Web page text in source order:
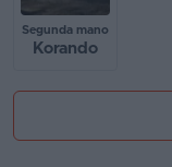
Renting
Suscripción
Segunda mano
Korando